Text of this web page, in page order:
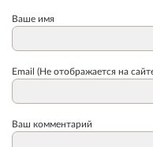
Ваше имя
Email (Не отображается на
Ваш комментарий